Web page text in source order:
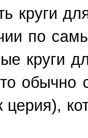
круги
по
круги
обычно